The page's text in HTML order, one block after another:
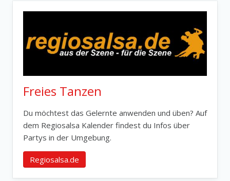
Freies Tanzen
Du möchtest das Gelernte anwenden und üben? Auf
dem Regiosalsa Kalender findest du Infos über
Partys in der Umgebung.
Regiosalsa.de